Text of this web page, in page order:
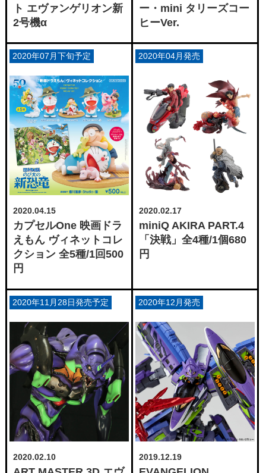
ト エヴァンゲリオン新
2号機α
ー・mini タリーズコー
ヒーVer.
2020.04.15
カプセルOne 映画ドラ
えもん ヴィネットコレ
クション 全5種/1回500
円
2020年07月下旬予定
2020.02.17
miniQ AKIRA PART.4
「決戦」全4種/1個680
円
2020年04月発売
2020.02.10
2020年11月28日発売予定
2019.12.19
2020年12月発売